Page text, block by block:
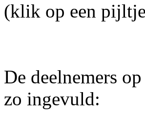
(klik op een pijltje
De deelnemers
zo ingevuld: